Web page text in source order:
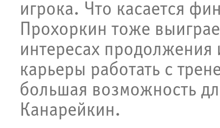
игрока. Что касается
Прохоркин тоже
интересах продолжения
карьеры работать с
большая возможность
Канарейкин.